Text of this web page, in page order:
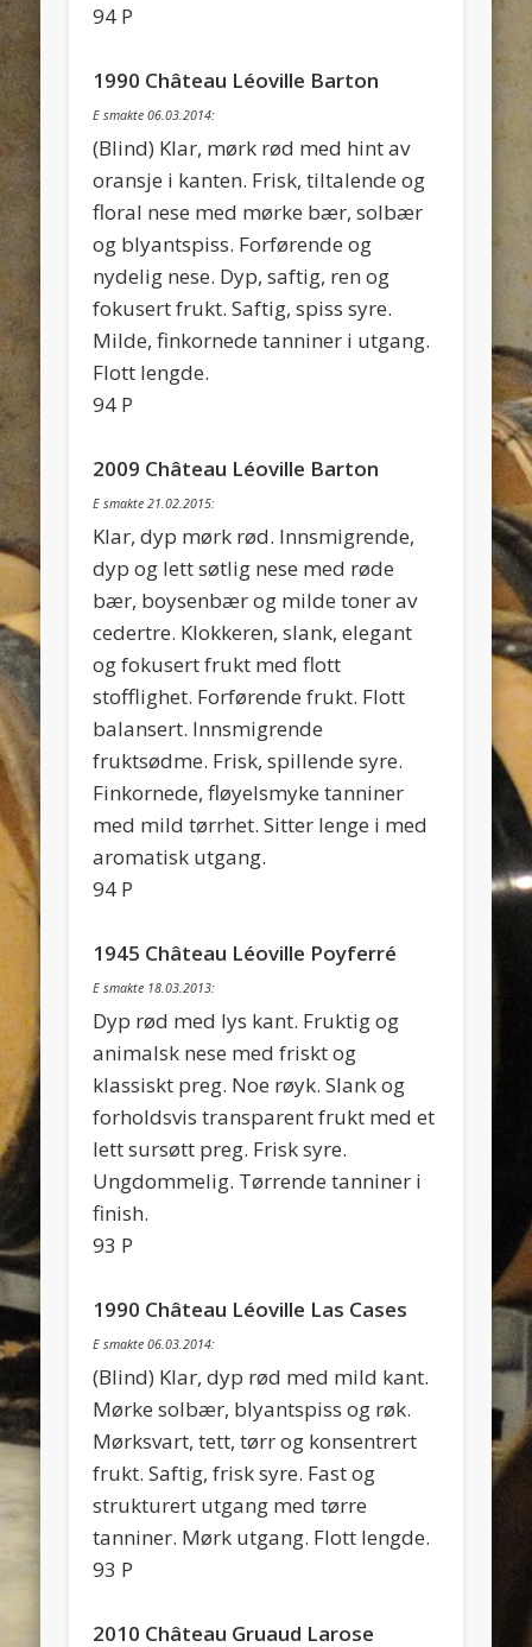
94 P
1990 Château Léoville Barton
E smakte 06.03.2014:
(Blind) Klar, mørk rød med hint av
oransje i kanten. Frisk, tiltalende og
floral nese med mørke bær, solbær
og blyantspiss. Forførende og
nydelig nese. Dyp, saftig, ren og
fokusert frukt. Saftig, spiss syre.
Milde, finkornede tanniner i utgang.
Flott lengde.
94 P
2009 Château Léoville Barton
E smakte 21.02.2015:
Klar, dyp mørk rød. Innsmigrende,
dyp og lett søtlig nese med røde
bær, boysenbær og milde toner av
cedertre. Klokkeren, slank, elegant
og fokusert frukt med flott
stofflighet. Forførende frukt. Flott
balansert. Innsmigrende
fruktsødme. Frisk, spillende syre.
Finkornede, fløyelsmyke tanniner
med mild tørrhet. Sitter lenge i med
aromatisk utgang.
94 P
1945 Château Léoville Poyferré
E smakte 18.03.2013:
Dyp rød med lys kant. Fruktig og
animalsk nese med friskt og
klassiskt preg. Noe røyk. Slank og
forholdsvis transparent frukt med et
lett sursøtt preg. Frisk syre.
Ungdommelig. Tørrende tanniner i
finish.
93 P
1990 Château Léoville Las Cases
E smakte 06.03.2014:
(Blind) Klar, dyp rød med mild kant.
Mørke solbær, blyantspiss og røk.
Mørksvart, tett, tørr og konsentrert
frukt. Saftig, frisk syre. Fast og
strukturert utgang med tørre
tanniner. Mørk utgang. Flott lengde.
93 P
2010 Château Gruaud Larose